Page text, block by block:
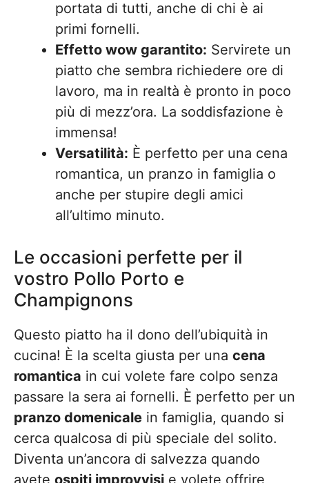
portata di tutti, anche di chi è ai
primi fornelli.
Effetto wow garantito: Servirete un
piatto che sembra richiedere ore di
lavoro, ma in realtà è pronto in poco
più di mezz’ora. La soddisfazione è
immensa!
Versatilità: È perfetto per una cena
romantica, un pranzo in famiglia o
anche per stupire degli amici
all’ultimo minuto.
Le occasioni perfette per il
vostro Pollo Porto e
Champignons
Questo piatto ha il dono dell’ubiquità in
cucina! È la scelta giusta per una cena
romantica in cui volete fare colpo senza
passare la sera ai fornelli. È perfetto per un
pranzo domenicale in famiglia, quando si
cerca qualcosa di più speciale del solito.
Diventa un’ancora di salvezza quando
avete ospiti improvvisi e volete offrire